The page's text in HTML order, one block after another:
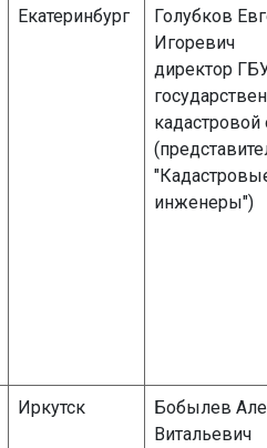
Екатеринбург
Голубков
Игоревич
директор
кадастровой
инженеры")
Иркутск
Бобылев
Витальевич